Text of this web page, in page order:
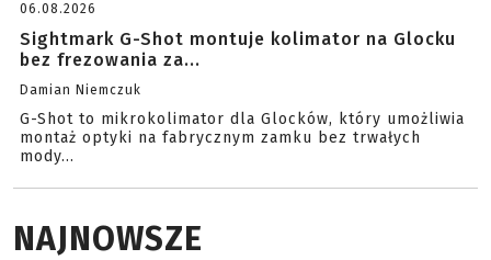
06.08.2026
Sightmark G-Shot montuje kolimator na Glocku
bez frezowania za...
Damian Niemczuk
G-Shot to mikrokolimator dla Glocków, który umożliwia
montaż optyki na fabrycznym zamku bez trwałych
mody...
NAJNOWSZE